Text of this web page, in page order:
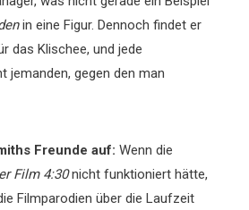
in eine Figur. Dennoch findet er
das Klischee, und jede
jemanden, gegen den man
Freunde auf: Wenn die
Film 4:30nicht funktioniert hätte,
Filmparodien über die Laufzeit